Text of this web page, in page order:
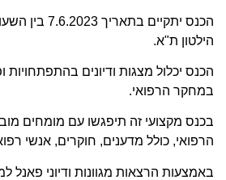
הילטון ת"א.
הכנס יכלול מצגות ודיונים
במחקר הרפואי.
בכנס מקצועי זה תיפגשו עם מומחים
הרפואי, כולל מדענים, חוקרים, אנשי
באמצעות הרצאות מגוונות ודיוני